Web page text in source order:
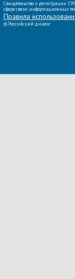
Свидетельство о
сфере связи, информационных
Правила
© Российский диалог